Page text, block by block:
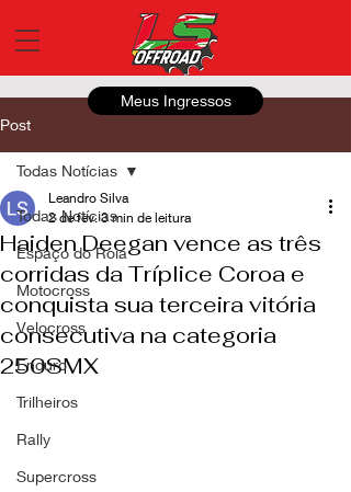
Meus Ingressos
Post
Todas Notícias
Espaço do Roia
Motocross
Velocross
Enduro
Trilheiros
Rally
Supercross
Todas Notícias
Haiden Deegan vence as três
corridas da Tríplice Coroa e
conquista sua terceira vitória
consecutiva na categoria
250SMX
Leandro Silva
2 de fev. 3 min de leitura